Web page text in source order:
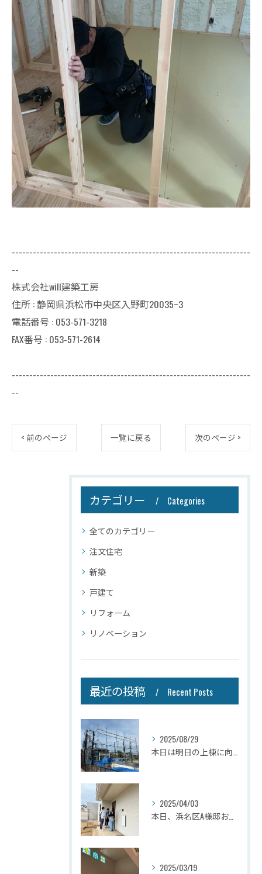
--------------------------------------------------------------------
--
株式会社will建築工房
住所 : 静岡県浜松市中央区入野町20035ｰ3
電話番号 : 053-571-3218
FAX番号 : 053-571-2614
--------------------------------------------------------------------
--
< 前のページ 一覧に戻る 次のページ >
カテゴリー Categories
全てのカテゴリー
注文住宅
新築
戸建て
リフォーム
リノベーション
最近の投稿 Recent Posts
2025/08/29
2025/04/03
2025/03/19